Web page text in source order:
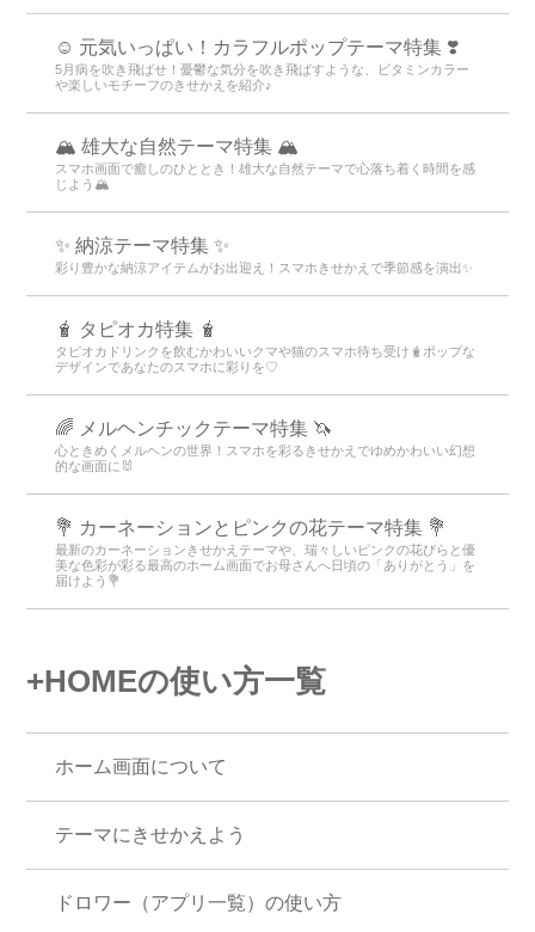
☺️ 元気いっぱい！カラフルポップテーマ特集 ❣️
5月病を吹き飛ばせ！憂鬱な気分を吹き飛ばすような、ビタミンカラー
や楽しいモチーフのきせかえを紹介♪
🏔️ 雄大な自然テーマ特集 🏔️
スマホ画面で癒しのひととき！雄大な自然テーマで心落ち着く時間を感
じよう🏔️
✨ 納涼テーマ特集 ✨
彩り豊かな納涼アイテムがお出迎え！スマホきせかえで季節感を演出✨
🧋 タピオカ特集 🧋
タピオカドリンクを飲むかわいいクマや猫のスマホ待ち受け🧋ポップな
デザインであなたのスマホに彩りを♡
🌈 メルヘンチックテーマ特集 🦄
心ときめくメルヘンの世界！スマホを彩るきせかえでゆめかわいい幻想
的な画面に🐰
💐 カーネーションとピンクの花テーマ特集 💐
最新のカーネーションきせかえテーマや、瑞々しいピンクの花びらと優
美な色彩が彩る最高のホーム画面でお母さんへ日頃の「ありがとう」を
届けよう💐
+HOMEの使い方一覧
ホーム画面について
テーマにきせかえよう
ドロワー（アプリ一覧）の使い方